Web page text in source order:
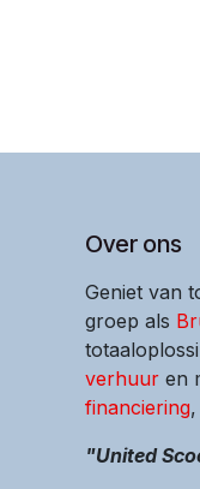
Over ons
Geniet van
groep als
verhuur en
financiering,
"United